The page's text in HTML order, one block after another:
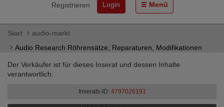
Registrieren Login Menü
Start
audio-markt
Audio Research Röhrensätze, Reparaturen, Modifikationen
Der Verkäufer ist für dieses Inserat und dessen Inhalte
verantwortlich.
Inserats-ID: 4797026191